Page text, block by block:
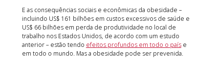
E as consequências sociais e econômicas da obesidade –
incluindo US$ 161 bilhões em custos excessivos de saúde e
US$ 66 bilhões em perda de produtividade no local de
trabalho nos Estados Unidos, de acordo com um estudo
anterior – estão tendo efeitos profundos em todo o paíse
em todo o mundo. Mas a obesidade pode ser prevenida.